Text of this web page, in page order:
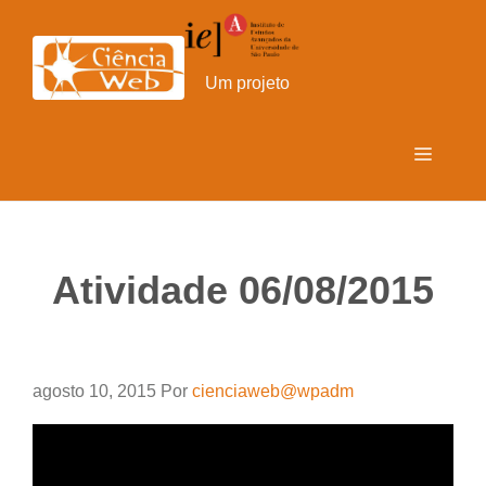
para
conteúdo
Um projeto
Menu
Atividade 06/08/2015
agosto 10, 2015 Por cienciaweb@wpadm